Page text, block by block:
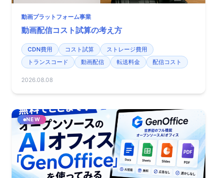
動画プラットフォーム事業
動画配信コスト試算の考え方
CDN費用 コスト試算
ストレージ費用
トランスコード
動画配信 転送料金 配信コスト
2026.08.08
NEW